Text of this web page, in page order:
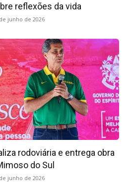
reflexões da vida
junho de 2026
rodoviária e entrega obra
do Sul
junho de 2026